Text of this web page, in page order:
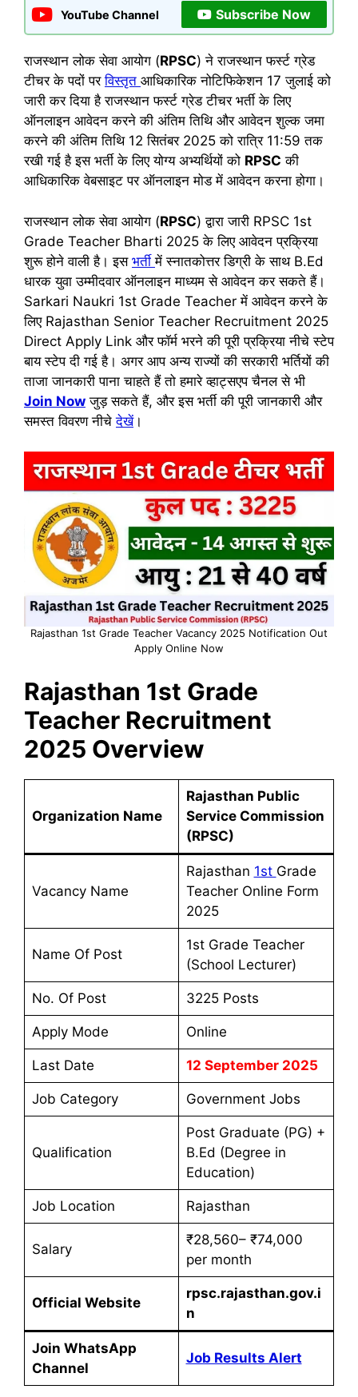
YouTube Channel Subscribe Now
राजस्थान लोक सेवा आयोग (RPSC) ने राजस्थान फर्स्ट ग्रेड
टीचर के पदों परविस्तृत आधिकारिक नोटिफिकेशन 17 जुलाई को
जारी कर दिया है राजस्थान फर्स्ट ग्रेड टीचर भर्ती के लिए
ऑनलाइन आवेदन करने की अंतिम तिथि और आवेदन शुल्क जमा
करने की अंतिम तिथि 12 सितंबर 2025 को रात्रि 11:59 तक
रखी गई है इस भर्ती के लिए योग्य अभ्यर्थियों को RPSC की
आधिकारिक वेबसाइट पर ऑनलाइन मोड में आवेदन करना होगा।
राजस्थान लोक सेवा आयोग (RPSC) द्वारा जारी RPSC 1st
Grade Teacher Bharti 2025 के लिए आवेदन प्रक्रिया
शुरू होने वाली है। इस भर्तीमें स्नातकोत्तर डिग्री के साथ B.Ed
धारक युवा उम्मीदवार ऑनलाइन माध्यम से आवेदन कर सकते हैं।
Sarkari Naukri 1st Grade Teacher में आवेदन करने के
लिए Rajasthan Senior Teacher Recruitment 2025
Direct Apply Link और फॉर्म भरने की पूरी प्रक्रिया नीचे स्टेप
बाय स्टेप दी गई है। अगर आप अन्य राज्यों की सरकारी भर्तियों की
ताजा जानकारी पाना चाहते हैं तो हमारे व्हाट्सएप चैनल से भी
Join Now जुड़ सकते हैं, और इस भर्ती की पूरी जानकारी और
समस्त विवरण नीचेदेखें।
Rajasthan 1st Grade Teacher Vacancy 2025 Notification Out
Apply Online Now
Rajasthan 1st Grade
Teacher Recruitment
2025 Overview
Organization Name
Rajasthan Public
Service Commission
(RPSC)
Vacancy Name
Rajasthan 1st Grade
Teacher Online Form
2025
Name Of Post
1st Grade Teacher
(School Lecturer)
No. Of Post 3225 Posts
Apply Mode Online
Last Date 12 September 2025
Job Category Government Jobs
Qualification
Post Graduate (PG) +
B.Ed (Degree in
Education)
Job Location Rajasthan
Salary
₹28,560– ₹74,000
per month
Official Website
rpsc.rajasthan.gov.i
n
Join WhatsApp
Channel
Job Results Alert